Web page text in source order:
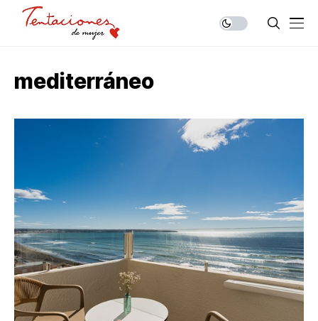
mediterráneo